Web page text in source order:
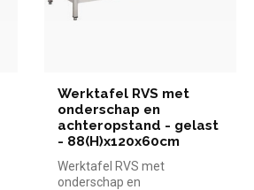
Werktafel RVS met
onderschap en
achteropstand - gelast
- 88(H)x120x60cm
Werktafel RVS met
onderschap en